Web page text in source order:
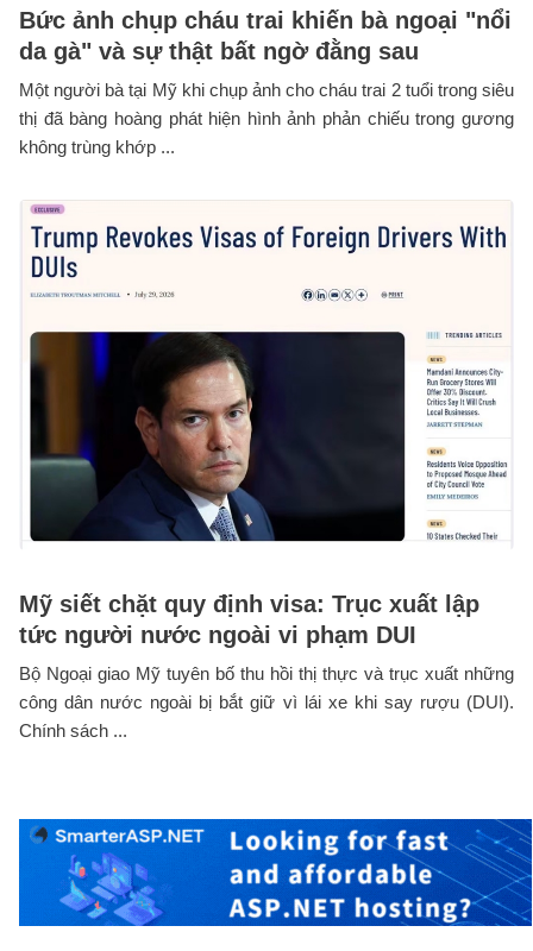
Bức ảnh chụp cháu trai khiến bà ngoại "nổi
da gà" và sự thật bất ngờ đằng sau
Một người bà tại Mỹ khi chụp ảnh cho cháu trai 2 tuổi trong siêu
thị đã bàng hoàng phát hiện hình ảnh phản chiếu trong gương
không trùng khớp ...
Mỹ siết chặt quy định visa: Trục xuất lập
tức người nước ngoài vi phạm DUI
Bộ Ngoại giao Mỹ tuyên bố thu hồi thị thực và trục xuất những
công dân nước ngoài bị bắt giữ vì lái xe khi say rượu (DUI).
Chính sách ...